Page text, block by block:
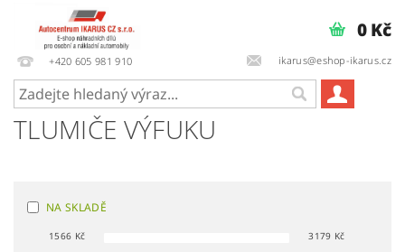
+420 605 981 910 ikarus@eshop-ikarus.cz
0 Kč
TLUMIČE VÝFUKU
NA SKLADĚ
1566 Kč 3179 Kč